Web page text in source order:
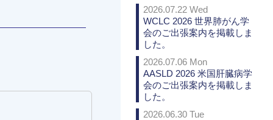
2026.07.22 Wed
WCLC 2026 世界肺がん学
会のご出張案内を掲載しま
した。
2026.07.06 Mon
AASLD 2026 米国肝臓病学
会のご出張案内を掲載しま
した。
2026.06.30 Tue